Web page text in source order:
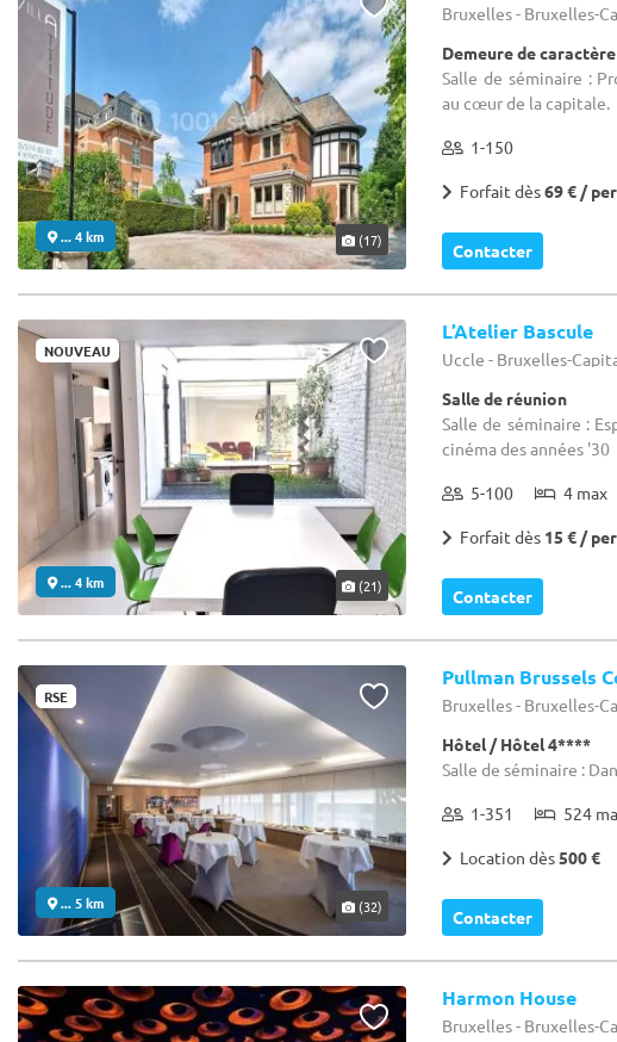
... 4 km (17)
Bruxelles - Bruxelles-
Demeure de
Salle de séminaire :
au cœur de la capitale.
1-150
Forfait dès69 € /
Contacter
NOUVEAU
... 4 km (21)
L’Atelier Bascule
Uccle - Bruxelles-
Salle de réunion
Salle de séminaire :
cinéma des années '30
5-100 4 max
Forfait dès 15 € /
Contacter
RSE
... 5 km (32)
Pullman Brussels
Bruxelles - Bruxelles-
Hôtel / Hôtel 4****
Salle de séminaire :
1-351 524
Location dès500 €
Contacter
Harmon House
Bruxelles - Bruxelles-